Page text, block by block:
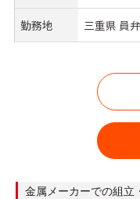
勤務地 三重県 員
金属メーカーでの組立